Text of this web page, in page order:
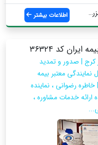
اطلاعات بیشتر
کد ۳۶۳۲۴
کرج | صدور و تمدید
نمایندگی معتبر بیمه
رضوانی ، نماینده
ارائه خدمات مشاوره ،